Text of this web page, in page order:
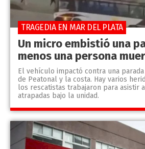
Un micro embistió una
menos una persona
El vehículo impactó contra una
de Peatonal y la costa. Hay varios
los rescatistas trabajaron para asistir
atrapadas bajo la unidad.
TRAGEDIA EN MAR DEL PLATA